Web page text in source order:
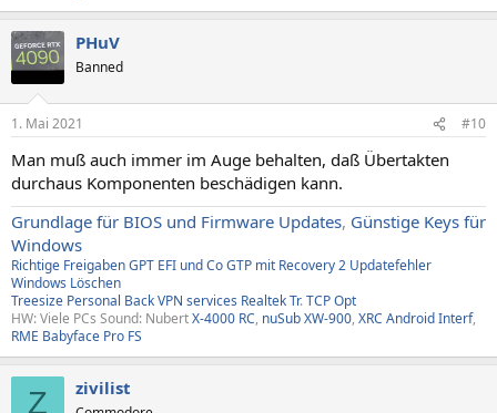
PHuV
Banned
1. Mai 2021 #10
Man muß auch immer im Auge behalten, daß Übertakten
durchaus Komponenten beschädigen kann.
Grundlage für BIOS und Firmware Updates, Günstige Keys für
Windows
Richtige FreigabenGPT EFI und CoGTP mit Recovery2 Updatefehler
Windows Löschen
Treesize Personal BackVPN services Realtek Tr.TCP Opt
HW: Viele PCs Sound: NubertX-4000 RC, nuSub XW-900, XRC Android Interf,
RME Babyface Pro FS
Z zivilist